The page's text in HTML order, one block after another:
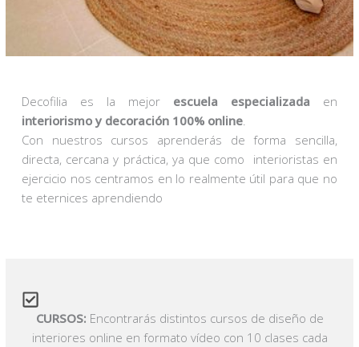
Decofilia es la mejor escuela especializada en
interiorismo y decoración 100% online
Con nuestros cursos aprenderás de forma sencilla,
directa, cercana y práctica, ya que como interioristas en
ejercicio nos centramos en lo realmente útil para que no
te eternices aprendiendo
CURSOS: Encontrarás distintos cursos de diseño de
interiores online en formato vídeo con 10 clases cada